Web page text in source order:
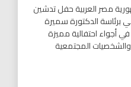
مصر العربية حفل تدشين
برئاسة الدكتورة سميرة
أجواء احتفالية مميزة
المجتمعية